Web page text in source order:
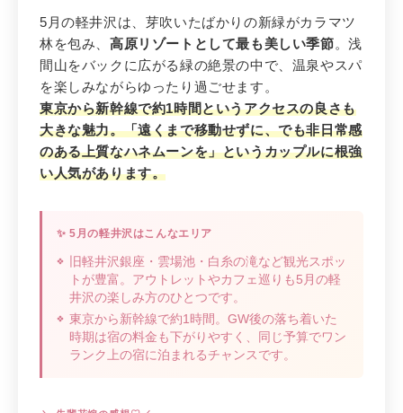
【5月・3位】軽井沢
（長野県）
新緑の高原リゾートでゆったりハネム
ーン
5月の軽井沢は、芽吹いたばかりの新緑がカラマツ
林を包み、 高原リゾートとして最も美しい季節。浅
間山をバックに広がる緑の絶景の中で、温泉やスパ
を楽しみながらゆったり過ごせます。
東京から新幹線で約1時間というアクセスの良さも
大きな魅力。「遠くまで移動せずに、でも非日常感
のある上質なハネムーンを」というカップルに根強
い人気があります。
✨ 5月の軽井沢はこんなエリア
旧軽井沢銀座・雲場池・白糸の滝など観光スポッ
トが豊富。アウトレットやカフェ巡りも5月の軽
井沢の楽しみ方のひとつです。
東京から新幹線で約1時間。GW後の落ち着いた
時期は宿の料金も下がりやすく、同じ予算でワン
ランク上の宿に泊まれるチャンスです。